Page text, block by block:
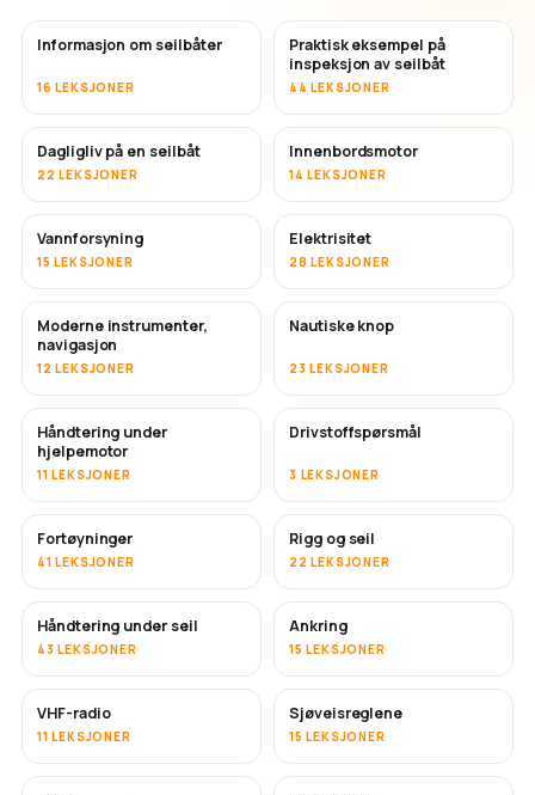
Informasjon om seilbåter
16 LEKSJONER
Praktisk eksempel på
inspeksjon av seilbåt
44 LEKSJONER
Dagligliv på en seilbåt
22 LEKSJONER
Innenbordsmotor
14 LEKSJONER
Vannforsyning
15 LEKSJONER
Elektrisitet
28 LEKSJONER
Moderne instrumenter,
navigasjon
12 LEKSJONER
Nautiske knop
23 LEKSJONER
Håndtering under
hjelpemotor
11 LEKSJONER
Drivstoffspørsmål
3 LEKSJONER
Fortøyninger
41 LEKSJONER
Rigg og seil
22 LEKSJONER
Håndtering under seil
43 LEKSJONER
Ankring
15 LEKSJONER
VHF-radio
11 LEKSJONER
Sjøveisreglene
15 LEKSJONER